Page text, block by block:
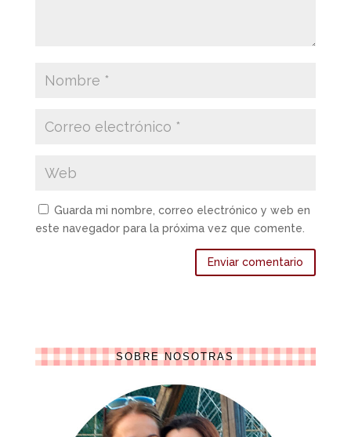
Guarda mi nombre, correo electrónico y web en
este navegador para la próxima vez que comente.
SOBRE NOSOTRAS